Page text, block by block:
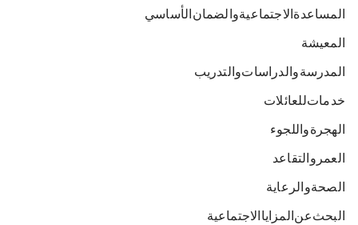
المساعدة الاجتماعية والضمان الأساسي
المعيشة
المدرسة والدراسات والتدريب
خدمات للعائلات
الهجرة واللجوء
العمر والتقاعد
الصحة والرعاية
البحث عن المزايا الاجتماعية